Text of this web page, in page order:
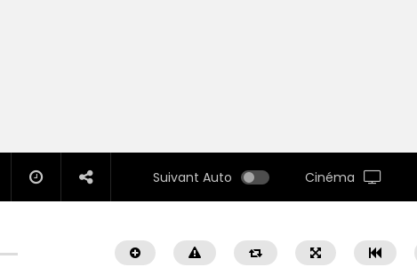
Suivant Auto Cinéma